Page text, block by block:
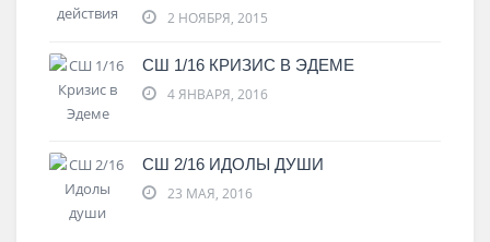
2 НОЯБРЯ, 2015
СШ 1/16 КРИЗИС В ЭДЕМЕ
4 ЯНВАРЯ, 2016
СШ 2/16 ИДОЛЫ ДУШИ
23 МАЯ, 2016